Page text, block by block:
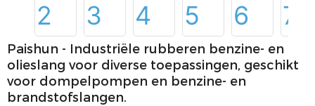
Paishun - Industriële rubberen benzine- en
olieslang voor diverse toepassingen, geschikt
voor dompelpompen en benzine- en
brandstofslangen.